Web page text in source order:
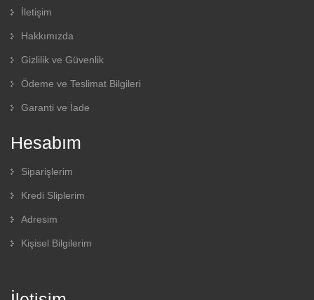
İletişim
Hakkımızda
Gizlilik ve Güvenlik
Ödeme ve Teslimat Bilgileri
Garanti ve İade
Hesabım
Siparişlerim
Kredi Sliplerim
Adresim
Kişisel Bilgilerim